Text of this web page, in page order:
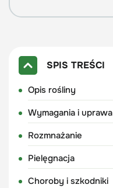
SPIS TREŚCI
Opis rośliny
Wymagania i uprawa
Rozmnażanie
Pielęgnacja
Choroby i szkodniki